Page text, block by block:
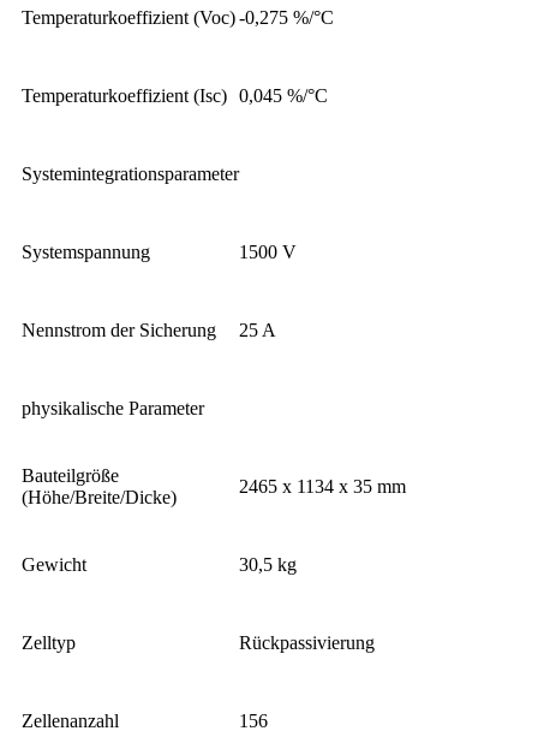
Temperaturkoeffizient (Voc)-0,275 %/°C
Temperaturkoeffizient (Isc) 0,045 %/°C
Systemintegrationsparameter
Systemspannung 1500 V
Nennstrom der Sicherung 25 A
physikalische Parameter
Bauteilgröße
(Höhe/Breite/Dicke)
2465 x 1134 x 35 mm
Gewicht 30,5 kg
Zelltyp Rückpassivierung
Zellenanzahl 156